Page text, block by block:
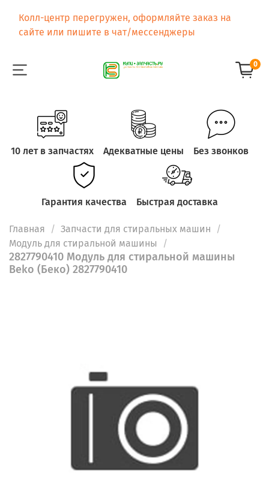
Колл-центр перегружен, оформляйте заказ на
сайте или пишите в чат/мессенджеры
0
10 лет в запчастях Адекватные цены Без звонков
Гарантия качества Быстрая доставка
Главная
Запчасти для стиральных машин
Модуль для стиральной машины
2827790410 Модуль для стиральной машины
Beko (Беко) 2827790410